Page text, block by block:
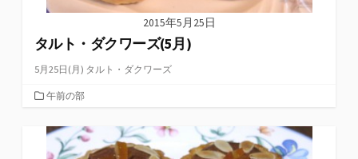
2015年5月25日
タルト・ダクワーズ(5月)
5月25日(月) タルト・ダクワーズ
カ
ゴ
リ
ー
午前の部